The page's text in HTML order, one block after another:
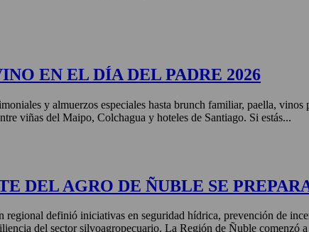
EN EL DÍA DEL PADRE 2026
y almuerzos especiales hasta brunch familiar, paella,
viñas del Maipo, Colchagua y hoteles de Santiago. Si estás...
DEL AGRO DE ÑUBLE SE
regional definió iniciativas en seguridad hídrica, prevención de
del sector silvoagropecuario. La Región de Ñuble comenzó